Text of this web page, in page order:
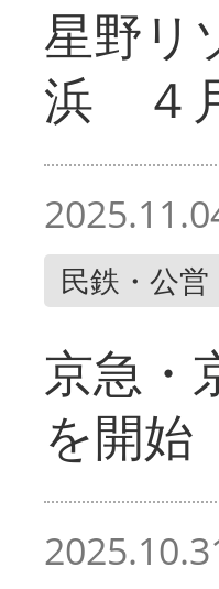
星野
浜 ４
民鉄・公営
京急・
を開始